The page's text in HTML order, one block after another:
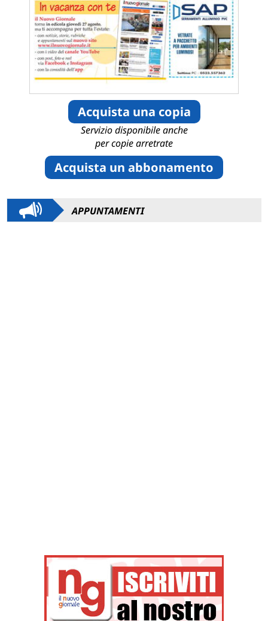
Acquista una copia
Servizio disponibile anche
per copie arretrate
Acquista un abbonamento
APPUNTAMENTI